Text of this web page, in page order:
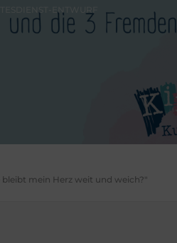
ENTWURF
mein Herz weit und weich?"